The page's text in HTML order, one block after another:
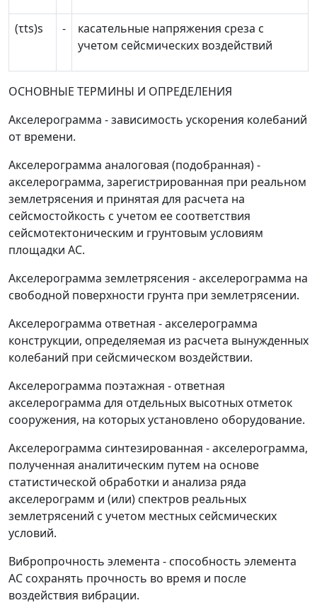
(τts)s -
касательные напряжения среза с
учетом сейсмических воздействий
ОСНОВНЫЕ ТЕРМИНЫ И ОПРЕДЕЛЕНИЯ
Акселерограмма - зависимость ускорения колебаний
от времени.
Акселерограмма аналоговая (подобранная)-
акселерограмма, зарегистрированная при реальном
землетрясения и принятая для расчета на
сейсмостойкость с учетом ее соответствия
сейсмотектоническим и грунтовым условиям
площадки АС.
Акселерограмма землетрясения - акселерограмма на
свободной поверхности грунта при землетрясении.
Акселерограмма ответная - акселерограмма
конструкции, определяемая из расчета вынужденных
колебаний при сейсмическом воздействии.
Акселерограмма поэтажная - ответная
акселерограмма для отдельных высотных отметок
сооружения, на которых установлено оборудование.
Акселерограмма синтезированная - акселерограмма,
полученная аналитическим путем на основе
статистической обработки и анализа ряда
акселерограмм и (или) спектров реальных
землетрясений с учетом местных сейсмических
условий.
Вибропрочность элемента - способность элемента
АС сохранять прочность во время и после
воздействия вибрации.